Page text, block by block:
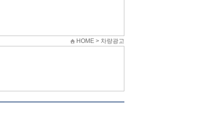
HOME > 차량광고